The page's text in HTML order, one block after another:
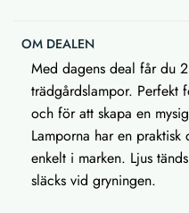
OM DEALEN
Med dagens deal får du
trädgårdslampor. Perfekt
och för att skapa en
Lamporna har en
enkelt i marken. Ljus
släcks vid gryningen.